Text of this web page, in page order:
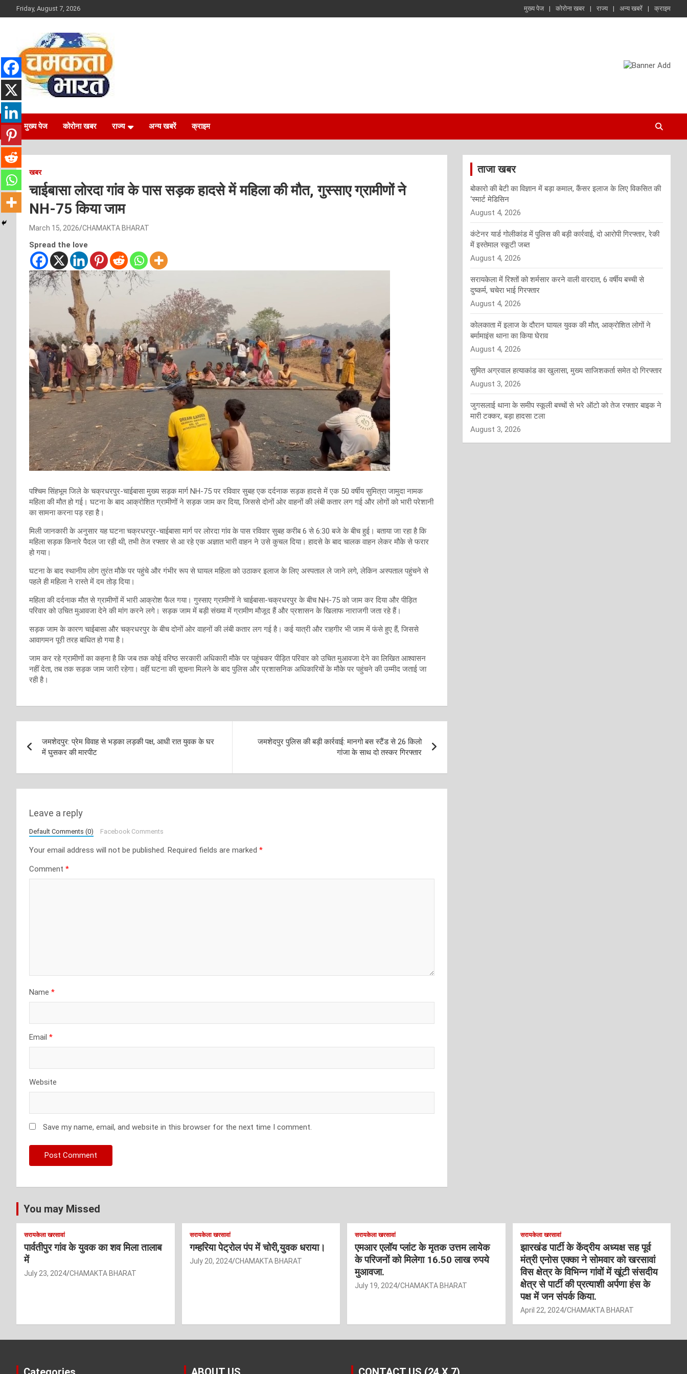
to
Friday, August 7, 2026 मुख्य पेज कोरोना खबर राज्य अन्य खबरें क्राइम
CHAMAKTA BHARAT
NEWS
मुख्य पेज कोरोना खबर राज्य अन्य खबरें क्राइम
खबर
चाईबासा लोरदा गांव के पास सड़क हादसे में महिला की मौत, गुस्साए ग्रामीणों ने
NH-75 किया जाम
March 15, 2026 CHAMAKTA BHARAT
Spread the love
पश्चिम सिंहभूम जिले के चक्रधरपुर-चाईबासा मुख्य सड़क मार्ग NH-75 पर रविवार सुबह एक दर्दनाक सड़क हादसे में एक 50 वर्षीय सुमित्रा जामुदा नामक
महिला की मौत हो गई। घटना के बाद आक्रोशित ग्रामीणों ने सड़क जाम कर दिया, जिससे दोनों ओर वाहनों की लंबी कतार लग गई और लोगों को भारी परेशानी
का सामना करना पड़ रहा है।
मिली जानकारी के अनुसार यह घटना चक्रधरपुर-चाईबासा मार्ग पर लोरदा गांव के पास रविवार सुबह करीब 6 से 6:30 बजे के बीच हुई। बताया जा रहा है कि
महिला सड़क किनारे पैदल जा रही थी, तभी तेज रफ्तार से आ रहे एक अज्ञात भारी वाहन ने उसे कुचल दिया। हादसे के बाद चालक वाहन लेकर मौके से फरार
हो गया।
घटना के बाद स्थानीय लोग तुरंत मौके पर पहुंचे और गंभीर रूप से घायल महिला को उठाकर इलाज के लिए अस्पताल ले जाने लगे, लेकिन अस्पताल पहुंचने से
पहले ही महिला ने रास्ते में दम तोड़ दिया।
महिला की दर्दनाक मौत से ग्रामीणों में भारी आक्रोश फैल गया। गुस्साए ग्रामीणों ने चाईबासा-चक्रधरपुर के बीच NH-75 को जाम कर दिया और पीड़ित
परिवार को उचित मुआवजा देने की मांग करने लगे। सड़क जाम में बड़ी संख्या में ग्रामीण मौजूद हैं और प्रशासन के खिलाफ नाराजगी जता रहे हैं।
सड़क जाम के कारण चाईबासा और चक्रधरपुर के बीच दोनों ओर वाहनों की लंबी कतार लग गई है। कई यात्री और राहगीर भी जाम में फंसे हुए हैं, जिससे
आवागमन पूरी तरह बाधित हो गया है।
जाम कर रहे ग्रामीणों का कहना है कि जब तक कोई वरिष्ठ सरकारी अधिकारी मौके पर पहुंचकर पीड़ित परिवार को उचित मुआवजा देने का लिखित आश्वासन
नहीं देता, तब तक सड़क जाम जारी रहेगा। वहीं घटना की सूचना मिलने के बाद पुलिस और प्रशासनिक अधिकारियों के मौके पर पहुंचने की उम्मीद जताई जा
रही है।
navigation
जमशेदपुर: प्रेम विवाह से भड़का लड़की पक्ष, आधी रात युवक के घर
में घुसकर की मारपीट
जमशेदपुर पुलिस की बड़ी कार्रवाई: मानगो बस स्टैंड से 26 किलो
गांजा के साथ दो तस्कर गिरफ्तार
Leave a reply
Default Comments (0) Facebook Comments
Your email address will not be published. Required fields are marked *
Comment *
Name *
Email *
Website
Save my name, email, and website in this browser for the next time I comment.
ताजा खबर
बोकारो की बेटी का विज्ञान में बड़ा कमाल, कैंसर इलाज के लिए विकसित की
‘स्मार्ट मेडिसिन
August 4, 2026
कंटेनर यार्ड गोलीकांड में पुलिस की बड़ी कार्रवाई, दो आरोपी गिरफ्तार, रेकी
में इस्तेमाल स्कूटी जब्त
August 4, 2026
सरायकेला में रिश्तों को शर्मसार करने वाली वारदात, 6 वर्षीय बच्ची से
दुष्कर्म, चचेरा भाई गिरफ्तार
August 4, 2026
कोलकाता में इलाज के दौरान घायल युवक की मौत, आक्रोशित लोगों ने
बर्मामाइंस थाना का किया घेराव
August 4, 2026
सुमित अग्रवाल हत्याकांड का खुलासा, मुख्य साजिशकर्ता समेत दो गिरफ्तार
August 3, 2026
जुगसलाई थाना के समीप स्कूली बच्चों से भरे ऑटो को तेज रफ्तार बाइक ने
मारी टक्कर, बड़ा हादसा टला
August 3, 2026
You may Missed
सरायकेला खरसावां
पार्वतीपुर गांव के युवक का शव मिला तालाब
में
July 23, 2024 CHAMAKTA BHARAT
सरायकेला खरसावां
गम्हरिया पेट्रोल पंप में चोरी,युवक धराया।
July 20, 2024 CHAMAKTA BHARAT
सरायकेला खरसावां
एमआर एलॉय प्लांट के मृतक उत्तम लायेक
के परिजनों को मिलेगा 16.50 लाख रुपये
मुआवजा.
July 19, 2024 CHAMAKTA BHARAT
सरायकेला खरसावां
झारखंड पार्टी के केंद्रीय अध्यक्ष सह पूर्व
मंत्री एनोस एक्का ने सोमवार को खरसावां
विस क्षेत्र के विभिन्न गांवों में खूंटी संसदीय
क्षेत्र से पार्टी की प्रत्याशी अर्पणा हंस के
पक्ष में जन संपर्क किया.
April 22, 2024 CHAMAKTA BHARAT